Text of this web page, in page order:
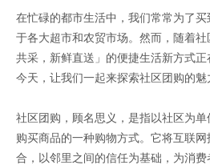
在忙碌的都市生活中，我们常常为了
于各大超市和农贸市场。然而，随着
共采，新鲜直送」的便捷生活新方式正
今天，让我们一起来探索社区团购的魅
社区团购，顾名思义，是指以社区为
购买商品的一种购物方式。它将互联
合，以邻里之间的信任为基础，为消